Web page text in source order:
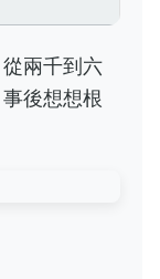
兩千到六
後想想根